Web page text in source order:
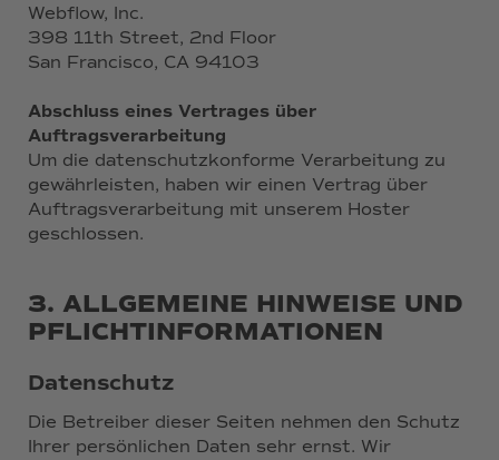
Webflow, Inc.
398 11th Street, 2nd Floor
San Francisco, CA 94103
Abschluss eines Vertrages über
Auftragsverarbeitung
Um die datenschutzkonforme Verarbeitung zu
gewährleisten, haben wir einen Vertrag über
Auftragsverarbeitung mit unserem Hoster
geschlossen.
3. ALLGEMEINE HINWEISE UND
PFLICHTINFORMATIONEN
Datenschutz
Die Betreiber dieser Seiten nehmen den Schutz
Ihrer persönlichen Daten sehr ernst. Wir